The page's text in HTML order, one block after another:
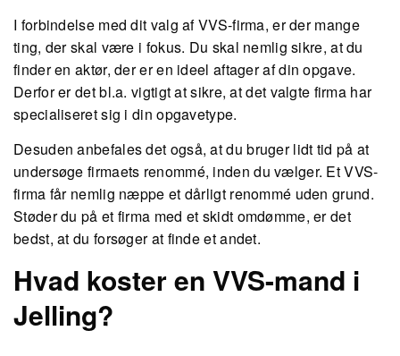
I forbindelse med dit valg af VVS-firma, er der mange
ting, der skal være i fokus. Du skal nemlig sikre, at du
finder en aktør, der er en ideel aftager af din opgave.
Derfor er det bl.a. vigtigt at sikre, at det valgte firma har
specialiseret sig i din opgavetype.
Desuden anbefales det også, at du bruger lidt tid på at
undersøge firmaets renommé, inden du vælger. Et VVS-
firma får nemlig næppe et dårligt renommé uden grund.
Støder du på et firma med et skidt omdømme, er det
bedst, at du forsøger at finde et andet.
Hvad koster en VVS-mand i
Jelling?